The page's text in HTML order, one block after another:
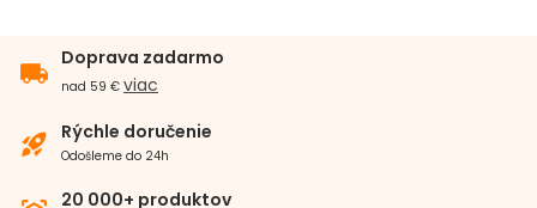
local_shipping
Doprava zadarmo
nad 59 € viac
rocket_launch Rýchle doručenie
Odošleme do 24h
20 000+ produktov